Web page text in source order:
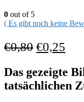
0 out of 5
( Es gibt noch keine
€0,80 €0,25
Das gezeigte
tatsächlichen